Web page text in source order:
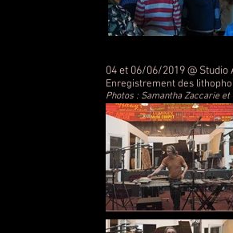
04 et 06/06/2019 @
Enregistrement des
Photos : Samantha Zaccarie